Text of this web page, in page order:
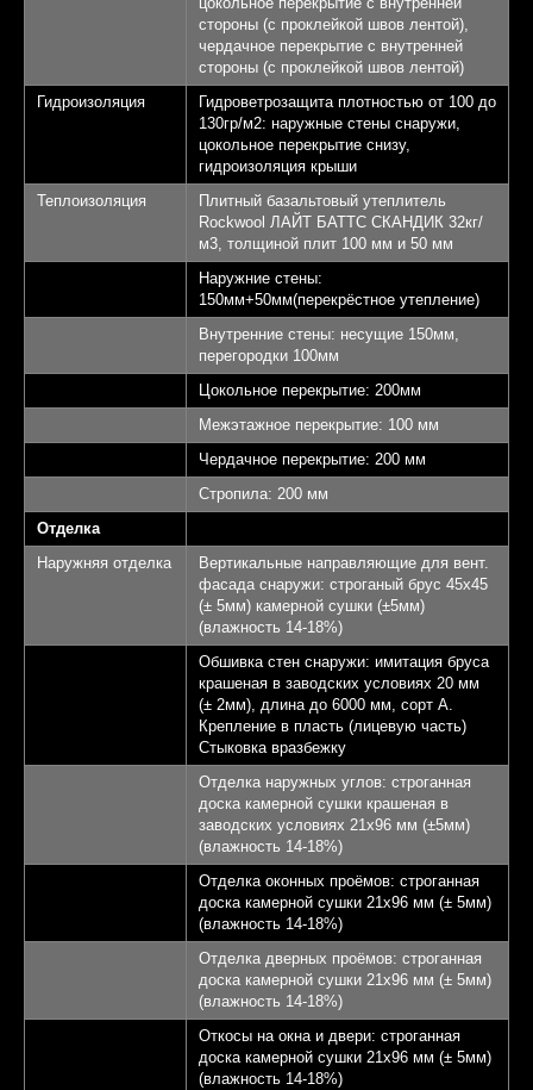
стороны (с проклейкой швов лентой),
чердачное перекрытие с внутренней
стороны (с проклейкой швов лентой)
Гидроизоляция
Гидроветрозащита плотностью от 100 до
130гр/м2: наружные стены снаружи,
цокольное перекрытие снизу,
гидроизоляция крыши
Теплоизоляция
Плитный базальтовый утеплитель
Rockwool ЛАЙТ БАТТС СКАНДИК 32кг/
м3, толщиной плит 100 мм и 50 мм
Наружние стены:
150мм+50мм(перекрёстное утепление)
Внутренние стены: несущие 150мм,
перегородки 100мм
Цокольное перекрытие: 200мм
Межэтажное перекрытие: 100 мм
Чердачное перекрытие: 200 мм
Стропила: 200 мм
Отделка
Наружняя отделка
Вертикальные направляющие для вент.
фасада снаружи: строганый брус 45х45
(± 5мм) камерной сушки (±5мм)
(влажность 14-18%)
Обшивка стен снаружи: имитация бруса
крашеная в заводских условиях 20 мм
(± 2мм), длина до 6000 мм, сорт А.
Крепление в пласть (лицевую часть)
Стыковка вразбежку
Отделка наружных углов: строганная
доска камерной сушки крашеная в
заводских условиях 21х96 мм (±5мм)
(влажность 14-18%)
Отделка оконных проёмов: строганная
доска камерной сушки 21х96 мм (± 5мм)
(влажность 14-18%)
Отделка дверных проёмов: строганная
доска камерной сушки 21х96 мм (± 5мм)
(влажность 14-18%)
Откосы на окна и двери: строганная
доска камерной сушки 21х96 мм (± 5мм)
(влажность 14-18%)
Площадь 145,32 кв.м.
Выставочный
дом "Алмаз"
Спален - 3
Санузлов - 2
Терраса - 22,28 кв.м.
4
КП Афинеево Парк
Апрелевка 20 км от
6
Записаться на экскурсию